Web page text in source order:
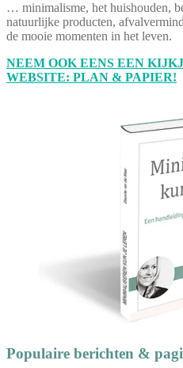
… minimalisme, het huishouden,
natuurlijke producten,
de mooie momenten in het leven.
NEEM OOK EENS EEN
WEBSITE: PLAN & PAPIER!
Populaire berichten &